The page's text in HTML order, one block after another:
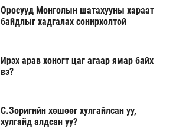
Оросууд Монголын шатахууны хараат
байдлыг хадгалах сонирхолтой
Ирэх арав хоногт цаг агаар ямар байх
вэ?
С.Зоригийн хөшөөг хулгайлсан уу,
хулгайд алдсан уу?